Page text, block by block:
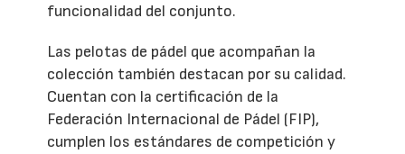
funcionalidad del conjunto.
Las pelotas de pádel que acompañan la
colección también destacan por su calidad.
Cuentan con la certificación de la
Federación Internacional de Pádel (FIP),
cumplen los estándares de competición y